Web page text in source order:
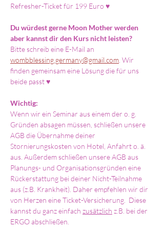
Refresher-Ticket für 199 Euro ♥
Du würdest gerne Moon Mother werden
aber kannst dir den Kurs nicht leisten?
Bitte schreib eine E-Mail an
wombblessing.germany@gmail.com . Wir
finden gemeinsam eine Lösung die für uns
beide passt ♥
Wichtig:
Wenn wir ein Seminar aus einem der o. g.
Gründen absagen müssen, schließen unsere
AGB die Übernahme deiner
Stornierungskosten von Hotel, Anfahrt o. ä.
aus. Außerdem schließen unsere AGB aus
Planungs- und Organisationsgründen eine
Rückerstattung bei deiner Nicht-Teilnahme
aus (z.B. Krankheit). Daher empfehlen wir dir
von Herzen eine Ticket-Versicherung.  Diese
kannst du ganz einfach zusätzlich z.B. bei der
ERGO abschließen.